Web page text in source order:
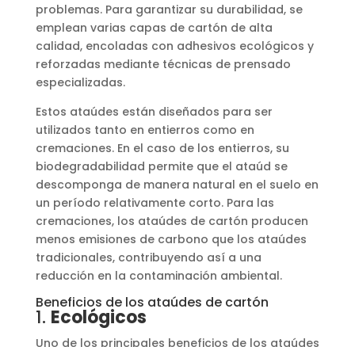
problemas. Para garantizar su durabilidad, se
emplean varias capas de cartón de alta
calidad, encoladas con adhesivos ecológicos y
reforzadas mediante técnicas de prensado
especializadas.
Estos ataúdes están diseñados para ser
utilizados tanto en entierros como en
cremaciones. En el caso de los entierros, su
biodegradabilidad permite que el ataúd se
descomponga de manera natural en el suelo en
un período relativamente corto. Para las
cremaciones, los ataúdes de cartón producen
menos emisiones de carbono que los ataúdes
tradicionales, contribuyendo así a una
reducción en la contaminación ambiental.
Beneficios de los ataúdes de cartón
1. Ecológicos
Uno de los principales beneficios de los ataúdes